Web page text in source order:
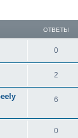
ОТВЕТЫ
0
2
6
0